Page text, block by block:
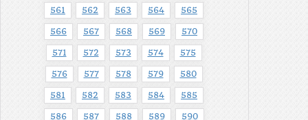
561 562 563 564 565
566 567 568 569 570
571 572 573 574 575
576 577 578 579 580
581 582 583 584 585
586 587 588 589 590